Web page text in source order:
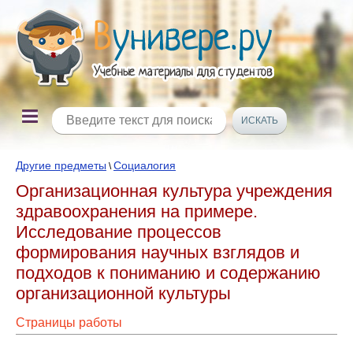
Другие предметы \Социалогия
Организационная культура учреждения
здравоохранения на примере.
Исследование процессов
формирования научных взглядов и
подходов к пониманию и содержанию
организационной культуры
Страницы работы